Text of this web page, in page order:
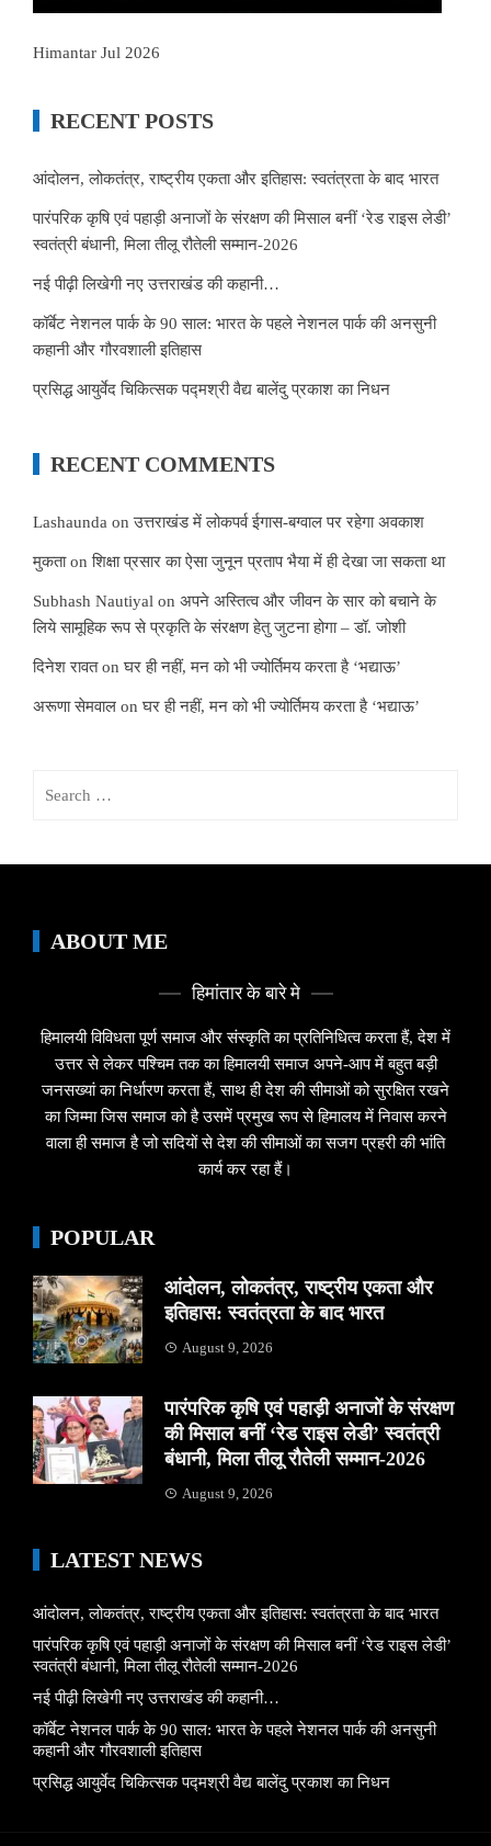
Himantar Jul 2026
RECENT POSTS
आंदोलन, लोकतंत्र, राष्ट्रीय एकता और इतिहास: स्वतंत्रता के बाद भारत
पारंपरिक कृषि एवं पहाड़ी अनाजों के संरक्षण की मिसाल बनीं ‘रेड राइस लेडी’
स्वतंत्री बंधानी, मिला तीलू रौतेली सम्मान-2026
नई पीढ़ी लिखेगी नए उत्तराखंड की कहानी…
कॉर्बेट नेशनल पार्क के 90 साल: भारत के पहले नेशनल पार्क की अनसुनी
कहानी और गौरवशाली इतिहास
प्रसिद्ध आयुर्वेद चिकित्सक पद्मश्री वैद्य बालेंदु प्रकाश का निधन
RECENT COMMENTS
Lashaunda onउत्तराखंड में लोकपर्व ईगास-बग्वाल पर रहेगा अवकाश
मुकताonशिक्षा प्रसार का ऐसा जुनून प्रताप भैया में ही देखा जा सकता था
Subhash Nautiyal on अपने अस्तित्व और जीवन के सार को बचाने के
लिये सामूहिक रूप से प्रकृति के संरक्षण हेतु जुटना होगा – डॉ. जोशी
दिनेश रावतonघर ही नहीं, मन को भी ज्योर्तिमय करता है ‘भद्याऊ’
अरूणा सेमवाल onघर ही नहीं, मन को भी ज्योर्तिमय करता है ‘भद्याऊ’
ABOUT ME
हिमांतार के बारे मे
हिमालयी विविधता पूर्ण समाज और संस्कृति का प्रतिनिधित्व करता हैं, देश में
उत्तर से लेकर पश्चिम तक का हिमालयी समाज अपने-आप में बहुत बड़ी
जनसख्यां का निर्धारण करता हैं, साथ ही देश की सीमाओं को सुरक्षित रखने
का जिम्मा जिस समाज को है उसमें प्रमुख रूप से हिमालय में निवास करने
वाला ही समाज है जो सदियों से देश की सीमाओं का सजग प्रहरी की भांति
कार्य कर रहा हैं।
POPULAR
आंदोलन, लोकतंत्र, राष्ट्रीय एकता और
इतिहास: स्वतंत्रता के बाद भारत
August 9, 2026
पारंपरिक कृषि एवं पहाड़ी अनाजों के संरक्षण
की मिसाल बनीं ‘रेड राइस लेडी’ स्वतंत्री
बंधानी, मिला तीलू रौतेली सम्मान-2026
August 9, 2026
LATEST NEWS
आंदोलन, लोकतंत्र, राष्ट्रीय एकता और इतिहास: स्वतंत्रता के बाद भारत
पारंपरिक कृषि एवं पहाड़ी अनाजों के संरक्षण की मिसाल बनीं ‘रेड राइस लेडी’
स्वतंत्री बंधानी, मिला तीलू रौतेली सम्मान-2026
नई पीढ़ी लिखेगी नए उत्तराखंड की कहानी…
कॉर्बेट नेशनल पार्क के 90 साल: भारत के पहले नेशनल पार्क की अनसुनी
कहानी और गौरवशाली इतिहास
प्रसिद्ध आयुर्वेद चिकित्सक पद्मश्री वैद्य बालेंदु प्रकाश का निधन